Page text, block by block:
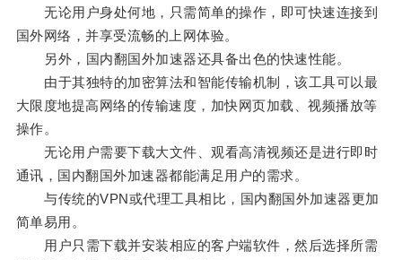
无论用户身处何地，只需简单的操作，即可快速连接到
国外网络，并享受流畅的上网体验。
另外，国内翻国外加速器还具备出色的快速性能。
由于其独特的加密算法和智能传输机制，该工具可以最
大限度地提高网络的传输速度，加快网页加载、视频播放等
操作。
无论用户需要下载大文件、观看高清视频还是进行即时
通讯，国内翻国外加速器都能满足用户的需求。
与传统的VPN或代理工具相比，国内翻国外加速器更加
简单易用。
用户只需下载并安装相应的客户端软件，然后选择所需